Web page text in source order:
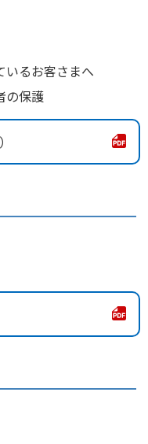
いるお客さまへ
の保護